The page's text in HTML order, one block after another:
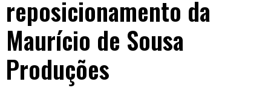
reposicionamento da
Maurício de Sousa
Produções